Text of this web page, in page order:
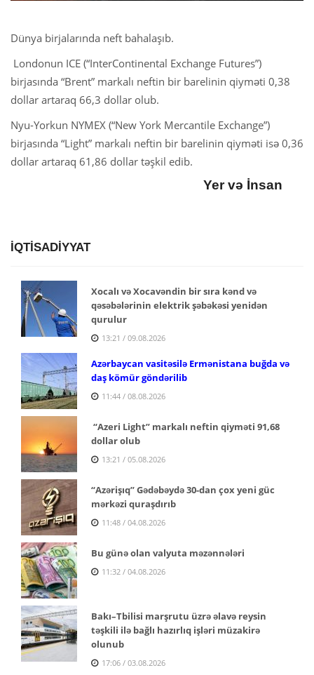
Dünya birjalarında neft bahalaşıb.
Londonun ICE (“InterContinental Exchange Futures”)
birjasında “Brent” markalı neftin bir barelinin qiyməti 0,38
dollar artaraq 66,3 dollar olub.
Nyu-Yorkun NYMEX (“New York Mercantile Exchange”)
birjasında “Light” markalı neftin bir barelinin qiyməti isə 0,36
dollar artaraq 61,86 dollar təşkil edib.
Yer və İnsan
İQTİSADİYYAT
Xocalı və Xocavəndin bir sıra kənd və
qəsəbələrinin elektrik şəbəkəsi yenidən
qurulur
13:21 / 09.08.2026
Azərbaycan vasitəsilə Ermənistana buğda və
daş kömür göndərilib
11:44 / 08.08.2026
“Azeri Light” markalı neftin qiyməti 91,68
dollar olub
13:21 / 05.08.2026
“Azərişıq” Gədəbəydə 30-dan çox yeni güc
mərkəzi quraşdırıb
11:48 / 04.08.2026
Bu günə olan valyuta məzənnələri
11:32 / 04.08.2026
Bakı–Tbilisi marşrutu üzrə əlavə reysin
təşkili ilə bağlı hazırlıq işləri müzakirə
olunub
17:06 / 03.08.2026